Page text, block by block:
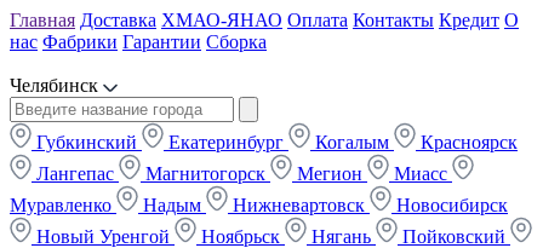
Главная Доставка ХМАО-ЯНАО Оплата Контакты Кредит О
нас Фабрики Гарантии Сборка
Челябинск
Губкинский Екатеринбург Когалым
Красноярск
Лангепас
Магнитогорск Мегион
Миасс
Муравленко
Надым Нижневартовск
Новосибирск
Новый Уренгой
Ноябрьск Нягань
Пойковский